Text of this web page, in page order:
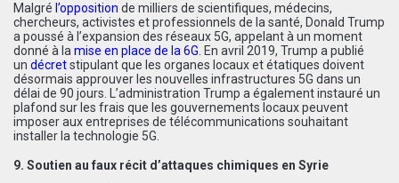
Malgré l’opposition de milliers de scientifiques, médecins,
chercheurs, activistes et professionnels de la santé, Donald Trump
a poussé à l’expansion des réseaux 5G, appelant à un moment
donné à lamise en place de la 6G. En avril 2019, Trump a publié
un décretstipulant que les organes locaux et étatiques doivent
désormais approuver les nouvelles infrastructures 5G dans un
délai de 90 jours. L’administration Trump a également instauré un
plafond sur les frais que les gouvernements locaux peuvent
imposer aux entreprises de télécommunications souhaitant
installer la technologie 5G.
9. Soutien au faux récit d’attaques chimiques en Syrie